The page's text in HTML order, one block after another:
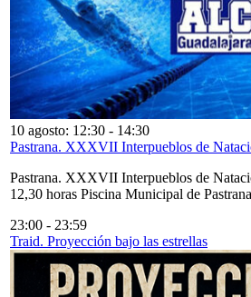
10 agosto: 12:30 - 14:30
Pastrana. XXXVII Interpueblos de
Pastrana. XXXVII Interpueblos de
12,30 horas Piscina Municipal de Pastrana
23:00 - 23:59
Traid. Proyección bajo las estrellas